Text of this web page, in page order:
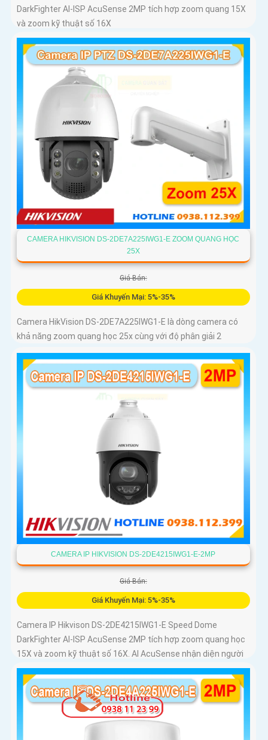
DarkFighter AI-ISP AcuSense 2MP tích hợp zoom quang 15X
và zoom kỹ thuật số 16X
CAMERA HIKVISION DS-2DE7A225IWG1-E ZOOM QUANG HỌC
25X
Giá Bán:
Giá Khuyến Mại: 5%-35%
Camera HikVision DS-2DE7A225IWG1-E là dòng camera có
khả năng zoom quang học 25x cùng với độ phân giải 2
CAMERA IP HIKVISION DS-2DE4215IWG1-E-2MP
Giá Bán:
Giá Khuyến Mại: 5%-35%
Camera IP Hikvison DS-2DE4215IWG1-E Speed Dome
DarkFighter AI-ISP AcuSense 2MP tích hợp zoom quang học
15X và zoom kỹ thuật số 16X. AI AcuSense nhận diện người
và phương tiện và cảnh báo chủ động